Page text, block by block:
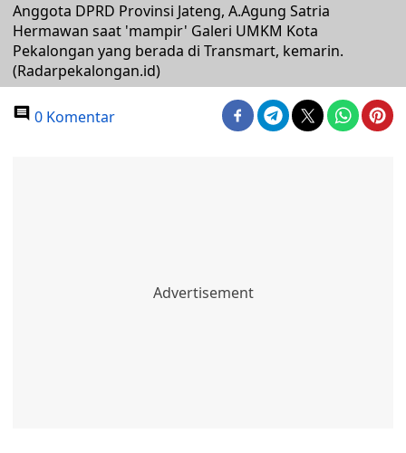
Anggota DPRD Provinsi Jateng, A.Agung Satria
Hermawan saat 'mampir' Galeri UMKM Kota
Pekalongan yang berada di Transmart, kemarin.
(Radarpekalongan.id)
0 Komentar